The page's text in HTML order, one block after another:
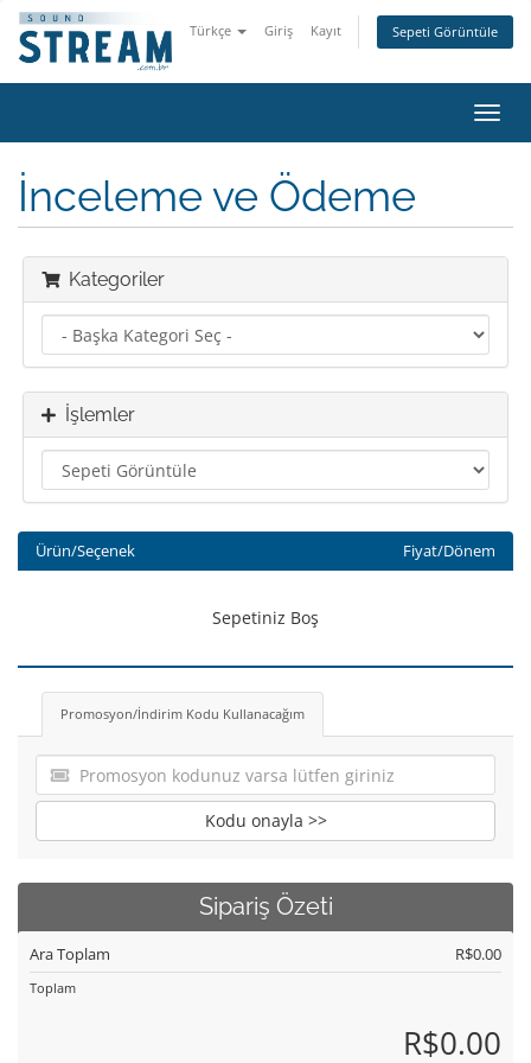
Türkçe Giriş Kayıt Sepeti Görüntüle
İnceleme ve Ödeme
Kategoriler
İşlemler
Ürün/Seçenek Fiyat/Dönem
Sepetiniz Boş
Promosyon/İndirim Kodu Kullanacağım
Kodu onayla >>
Sipariş Özeti
Ara Toplam R$0.00
Toplam
R$0.00